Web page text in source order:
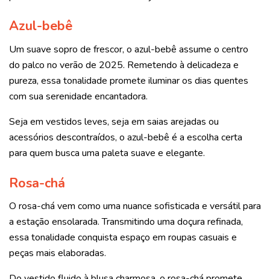
Azul-bebê
Um suave sopro de frescor, o azul-bebê assume o centro
do palco no verão de 2025. Remetendo à delicadeza e
pureza, essa tonalidade promete iluminar os dias quentes
com sua serenidade encantadora.
Seja em vestidos leves, seja em saias arejadas ou
acessórios descontraídos, o azul-bebê é a escolha certa
para quem busca uma paleta suave e elegante.
Rosa-chá
O rosa-chá vem como uma nuance sofisticada e versátil para
a estação ensolarada. Transmitindo uma doçura refinada,
essa tonalidade conquista espaço em roupas casuais e
peças mais elaboradas.